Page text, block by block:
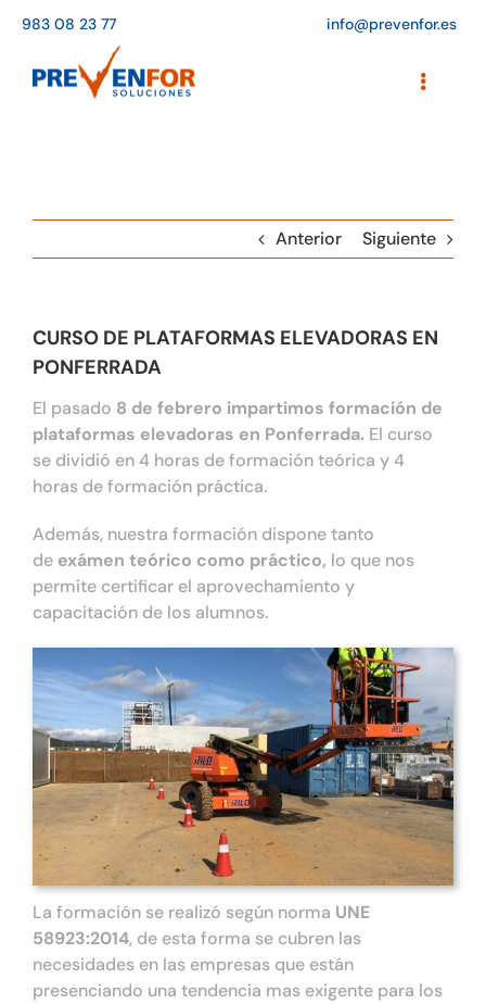
contenido
983 08 23 77 info@prevenfor.es
Toggle
Adaptación a la LOPD
EPIs
Blog
Contacto
Anterior Siguiente
CURSO DE PLATAFORMAS ELEVADORAS EN
PONFERRADA
El pasado 8 de febrero impartimos formación de
plataformas elevadoras en Ponferrada. El curso
se dividió en 4 horas de formación teórica y 4
horas de formación práctica.
Además, nuestra formación dispone tanto
de exámen teórico como práctico, lo que nos
permite certificar el aprovechamiento y
capacitación de los alumnos.
La formación se realizó según norma UNE
58923:2014, de esta forma se cubren las
necesidades en las empresas que están
presenciando una tendencia mas exigente para los